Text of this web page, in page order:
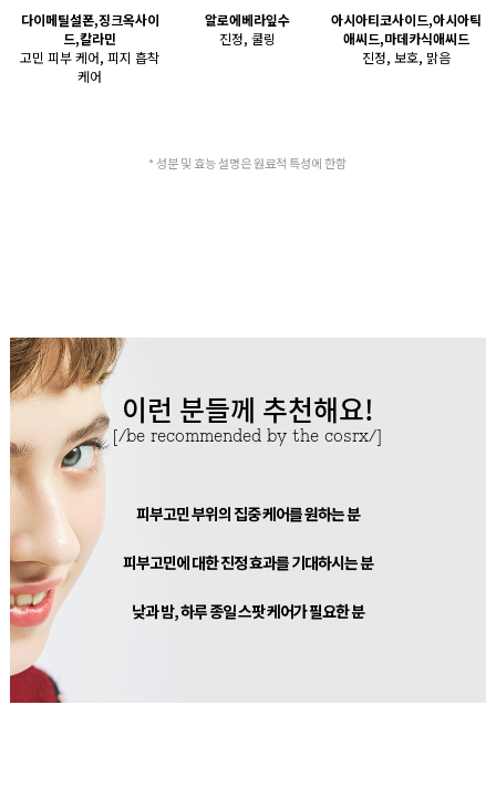
다이메틸설폰,징크옥사이
드,칼라민
고민 피부 케어, 피지 흡착
케어
알로에베라잎수
진정, 쿨링
아시아티코사이드,아시아틱
애씨드,마데카식애씨드
진정, 보호, 맑음
* 성분 및 효능 설명은 원료적 특성에 한함
이런 분들께 추천해요!
[/be recommended by the cosrx/]
피부고민 부위의 집중 케어를 원하는 분
피부고민에 대한 진정 효과를 기대하시는 분
낮과 밤, 하루 종일 스팟 케어가 필요한 분